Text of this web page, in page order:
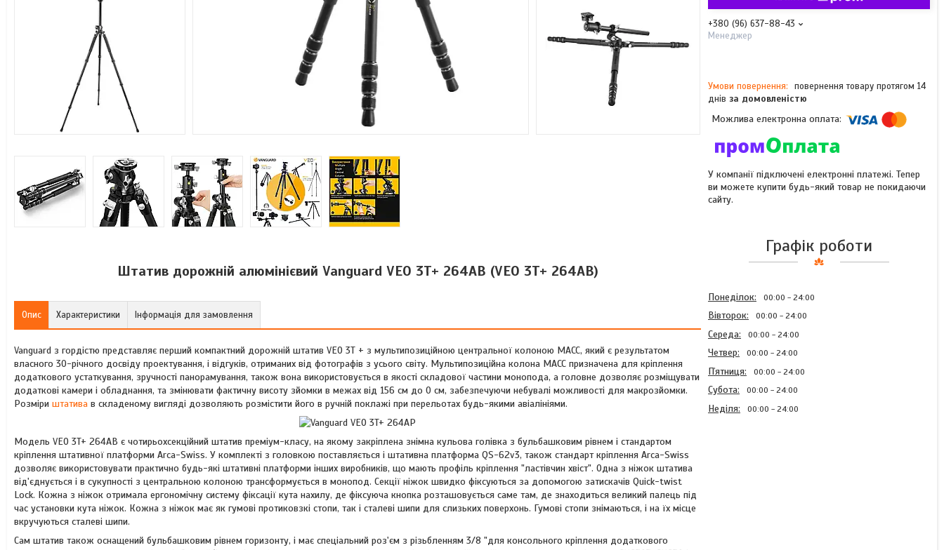
Штатив дорожній алюмінієвий Vanguard VEO 3T+ 264AB (VEO 3T+ 264AB)
Опис Характеристики Інформація для замовлення
Vanguard з гордістю представляє перший компактний дорожній штатив VEO 3T + з мультипозиційною центральної колоною MACC, який є результатом
власного 30-річного досвіду проектування, і відгуків, отриманих від фотографів з усього світу. Мультипозиційна колона MACC призначена для кріплення
додаткового устаткування, зручності панорамування, також вона використовується в якості складової частини монопода, а головне дозволяє розміщувати
додаткові камери і обладнання, та змінювати фактичну висоту зйомки в межах від 156 см до 0 см, забезпечуючи небувалі можливості для макрозйомки.
Розміри штатива в складеному вигляді дозволяють розмістити його в ручній поклажі при перельотах будь-якими авіалініями.
Модель VEO 3T+ 264AB є чотирьохсекційний штатив преміум-класу, на якому закріплена знімна кульова голівка з бульбашковим рівнем і стандартом
кріплення штативної платформи Arca-Swiss. У комплекті з головкою поставляється і штативна платформа QS-62v3, також стандарт кріплення Arca-Swiss
дозволяє використовувати практично будь-які штативні платформи інших виробників, що мають профіль кріплення "ластівчин хвіст". Одна з ніжок штатива
від'єднується і в сукупності з центральною колоною трансформується в монопод. Секції ніжок швидко фіксуються за допомогою затискачів Quick-twist
Lock. Кожна з ніжок отримала ергономічну систему фіксації кута нахилу, де фіксуюча кнопка розташовується саме там, де знаходиться великий палець під
час установки кута ніжок. Кожна з ніжок має як гумові протиковзкі стопи, так і сталеві шипи для слизьких поверхонь. Гумові стопи знімаються, і на їх місце
вкручуються сталеві шипи.
Сам штатив також оснащений бульбашковим рівнем горизонту, і має спеціальний роз'єм з різьбленням 3/8 "для консольного кріплення додаткового
+380 (96) 637-88-43
Менеджер
повернення товару протягом 14
днів за домовленістю
У компанії підключені електронні платежі. Тепер
ви можете купити будь-який товар не покидаючи
сайту.
Графік роботи
Понеділок 00:00 24:00
Вівторок 00:00 24:00
Середа 00:00 24:00
Четвер 00:00 24:00
Пʼятниця 00:00 24:00
Субота 00:00 24:00
Неділя 00:00 24:00